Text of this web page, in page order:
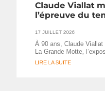
Claude Viallat
l’épreuve du
17 JUILLET 2026
À 90 ans, Claude
La Grande Motte,
LIRE LA SUITE